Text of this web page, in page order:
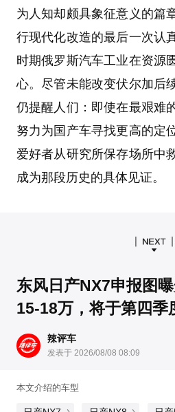
为人知却颇具象征意义的篇
行现代化改造的最后一次认
时期俄罗斯汽车工业在资源
心。尽管未能改变伏尔加后
仍提醒人们：即使在最艰难
努力为国产车寻找更高的定
爱好者从研究所保存场所中
成为那段历史的具体见证。
东风日产NX7申报图
15-18万，将于第四季
辣评车
发表于 2026/08/08 08:09
本文介绍的车型